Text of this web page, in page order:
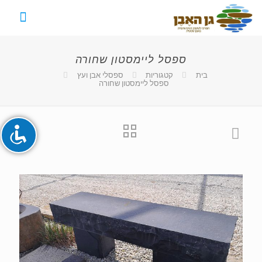
השבת את ההבזקים
zoom_out
add_circle_outline הגדלת גופן
spellcheck גופן קריא
brightness_high ניגודיות בהירה
brightness_low ניגודיות כהה
ספסל ליימסטון שחורה
בית קטגוריות
ספסלי אבן ועץ
ספסל ליימסטון שחורה